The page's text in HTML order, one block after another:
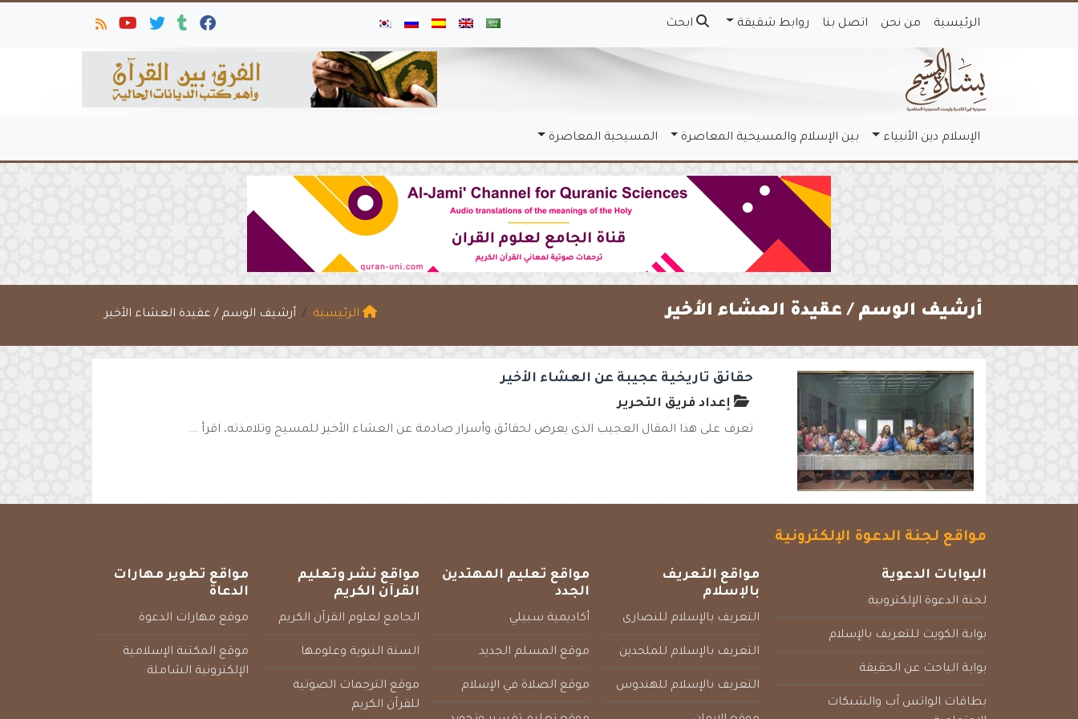
الرئيسية من نحن اتصل بنا روابط شقيقة ابحث
الإسلام دين الأنبياء بين الإسلام والمسيحية المعاصرة المسيحية المعاصرة
أرشيف الوسم / عقيدة العشاء الأخير الرئيسية أرشيف الوسم / عقيدة العشاء الأخير
حقائق تاريخية عجيبة عن العشاء الأخير
إعداد فريق التحرير
تعرف على هذا المقال العجيب الذى يعرض لحقائق وأسرار صادمة عن العشاء الأخير للمسيح وتلامذته، اقرأ ...
مواقع لجنة الدعوة الإلكترونية
البوابات الدعوية
لجنة الدعوة الإلكترونية
بوابة الكويت للتعريف بالإسلام
بوابة الباحث عن الحقيقة
بطاقات الواتس آب والشبكات
مواقع التعريف
بالإسلام
التعريف بالإسلام للنصارى
التعريف بالإسلام للملحدين
التعريف بالإسلام للهندوس
مواقع تعليم المهتدين
الجدد
أكاديمية سبيلي
موقع المسلم الجديد
موقع الصلاة في الإسلام
مواقع نشر وتعليم
القرآن الكريم
الجامع لعلوم القرآن الكريم
السنة النبوية وعلومها
موقع الترجمات الصوتية
للقرآن الكريم
مواقع تطوير مهارات
الدعاة
موقع مهارات الدعوة
موقع المكتبة الإسلامية
الإلكترونية الشاملة